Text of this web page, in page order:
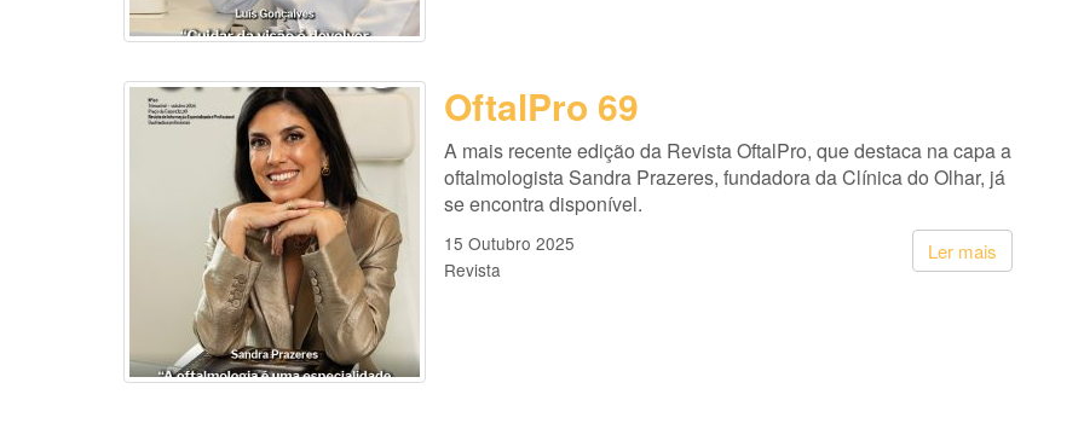
OftalPro 69
A mais recente edição da Revista OftalPro, que destaca na capa a
oftalmologista Sandra Prazeres, fundadora da Clínica do Olhar, já
se encontra disponível.
Ler mais
15 Outubro 2025
Revista